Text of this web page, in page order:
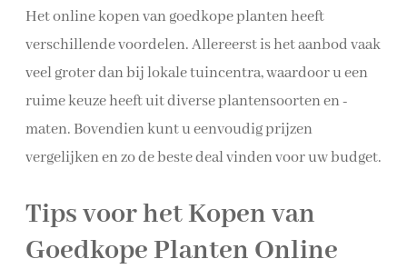
Het online kopen van goedkope planten heeft
verschillende voordelen. Allereerst is het aanbod vaak
veel groter dan bij lokale tuincentra, waardoor u een
ruime keuze heeft uit diverse plantensoorten en -
maten. Bovendien kunt u eenvoudig prijzen
vergelijken en zo de beste deal vinden voor uw budget.
Tips voor het Kopen van
Goedkope Planten Online